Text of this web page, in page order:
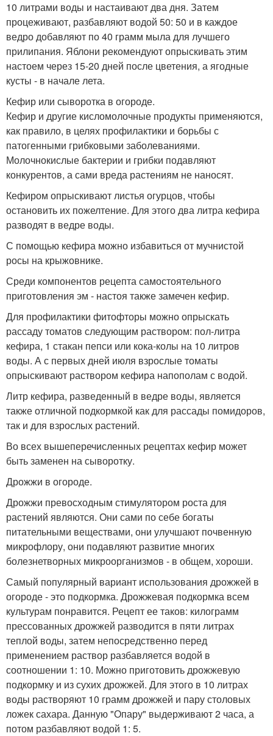
10 литрами воды и настаивают два дня. Затем
процеживают, разбавляют водой 50: 50 и в каждое
ведро добавляют по 40 грамм мыла для лучшего
прилипания. Яблони рекомендуют опрыскивать этим
настоем через 15-20 дней после цветения, а ягодные
кусты - в начале лета.
Кефир или сыворотка в огороде.
Кефир и другие кисломолочные продукты применяются,
как правило, в целях профилактики и борьбы с
патогенными грибковыми заболеваниями.
Молочнокислые бактерии и грибки подавляют
конкурентов, а сами вреда растениям не наносят.
Кефиром опрыскивают листья огурцов, чтобы
остановить их пожелтение. Для этого два литра кефира
разводят в ведре воды.
С помощью кефира можно избавиться от мучнистой
росы на крыжовнике.
Среди компонентов рецепта самостоятельного
приготовления эм - настоя также замечен кефир.
Для профилактики фитофторы можно опрыскать
рассаду томатов следующим раствором: пол-литра
кефира, 1 стакан пепси или кока-колы на 10 литров
воды. А с первых дней июля взрослые томаты
опрыскивают раствором кефира напополам с водой.
Литр кефира, разведенный в ведре воды, является
также отличной подкормкой как для рассады помидоров,
так и для взрослых растений.
Во всех вышеперечисленных рецептах кефир может
быть заменен на сыворотку.
Дрожжи в огороде.
Дрожжи превосходным стимулятором роста для
растений являются. Они сами по себе богаты
питательными веществами, они улучшают почвенную
микрофлору, они подавляют развитие многих
болезнетворных микроорганизмов - в общем, хороши.
Самый популярный вариант использования дрожжей в
огороде - это подкормка. Дрожжевая подкормка всем
культурам понравится. Рецепт ее таков: килограмм
прессованных дрожжей разводится в пяти литрах
теплой воды, затем непосредственно перед
применением раствор разбавляется водой в
соотношении 1: 10. Можно приготовить дрожжевую
подкормку и из сухих дрожжей. Для этого в 10 литрах
воды растворяют 10 грамм дрожжей и пару столовых
ложек сахара. Данную "Опару" выдерживают 2 часа, а
потом разбавляют водой 1: 5.